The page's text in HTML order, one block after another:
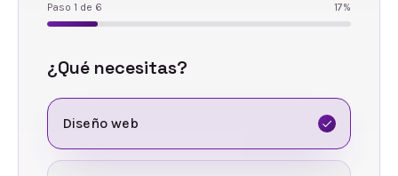
Paso 1 de 6 17%
¿Qué necesitas?
Diseño web